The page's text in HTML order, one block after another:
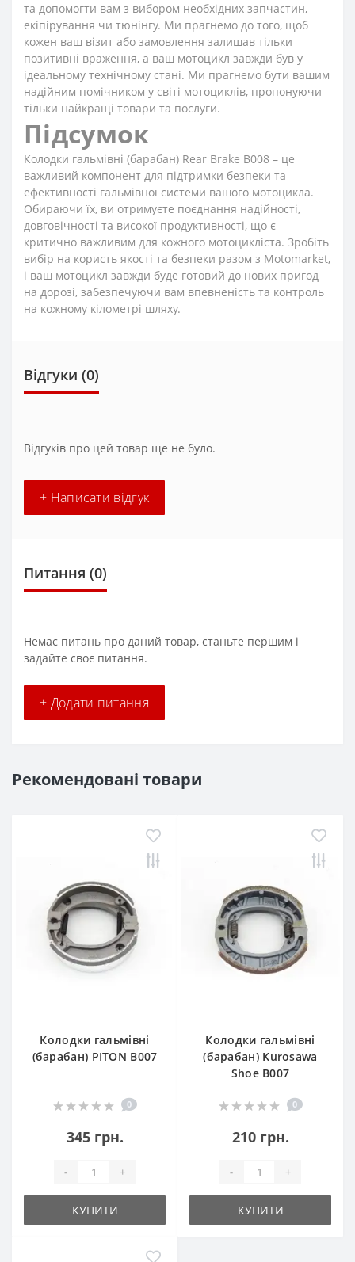
та допомогти вам з вибором необхідних запчастин,
екіпірування чи тюнінгу. Ми прагнемо до того, щоб
кожен ваш візит або замовлення залишав тільки
позитивні враження, а ваш мотоцикл завжди був у
ідеальному технічному стані. Ми прагнемо бути вашим
надійним помічником у світі мотоциклів, пропонуючи
тільки найкращі товари та послуги.
Підсумок
Колодки гальмівні (барабан) Rear Brake B008 – це
важливий компонент для підтримки безпеки та
ефективності гальмівної системи вашого мотоцикла.
Обираючи їх, ви отримуєте поєднання надійності,
довговічності та високої продуктивності, що є
критично важливим для кожного мотоцикліста. Зробіть
вибір на користь якості та безпеки разом з Motomarket,
і ваш мотоцикл завжди буде готовий до нових пригод
на дорозі, забезпечуючи вам впевненість та контроль
на кожному кілометрі шляху.
Відгуки (0)
Відгуків про цей товар ще не було.
+ Написати відгук
Питання (0)
Немає питань про даний товар, станьте першим і
задайте своє питання.
+ Додати питання
Рекомендовані товари
Колодки гальмівні
(барабан) PITON B007
0
345 грн.
- +
КУПИТИ
Колодки гальмівні
(барабан) Kurosawa
Shoe B007
0
210 грн.
- +
КУПИТИ